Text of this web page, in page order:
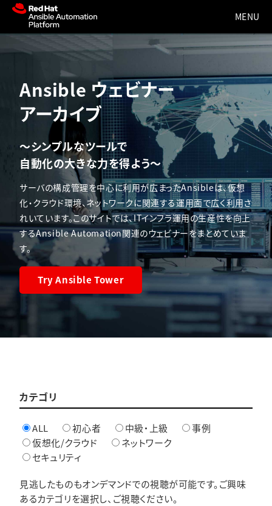
Ansible ウェビナー
アーカイブ
〜シンプルなツールで
自動化の大きな力を得よう〜
サーバの構成管理を中心に利用が広まったAnsibleは、仮想
化・クラウド環境、ネットワークに関連する運用面で広く利用さ
れいています。このサイトでは、ITインフラ運用の生産性を向上
するAnsible Automation関連のウェビナーをまとめていま
す。
Try Ansible Tower
カテゴリ
ALL 初心者 中級・上級
事例
仮想化/クラウド
ネットワーク
セキュリティ
見逃したものもオンデマンドでの視聴が可能です。ご興味
あるカテゴリを選択し、ご視聴ください。